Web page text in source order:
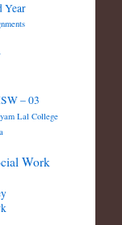
Year
– 03
Lal College
Work